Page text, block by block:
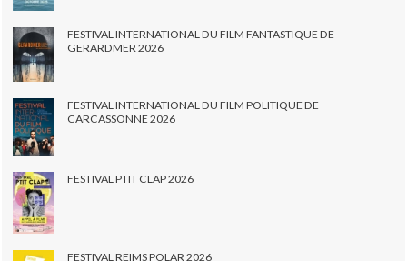
FESTIVAL INTERNATIONAL DU FILM FANTASTIQUE DE
GERARDMER 2026
FESTIVAL INTERNATIONAL DU FILM POLITIQUE DE
CARCASSONNE 2026
FESTIVAL PTIT CLAP 2026
FESTIVAL REIMS POLAR 2026